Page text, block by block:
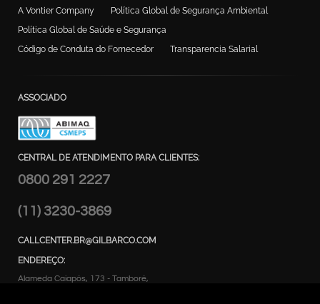
A Vontier Company
Política Global de Segurança Ambiental
Política Global de Saúde e Segurança
Código de Conduta do Fornecedor
Transparencia Salarial
ASSOCIADO
CENTRAL DE ATENDIMENTO PARA CLIENTES:
0800 291 2227
(11) 3230-3869
CALLCENTER.BR@GILBARCO.COM
ENDEREÇO:
Alameda Caiapós, 173 - Tamboré,